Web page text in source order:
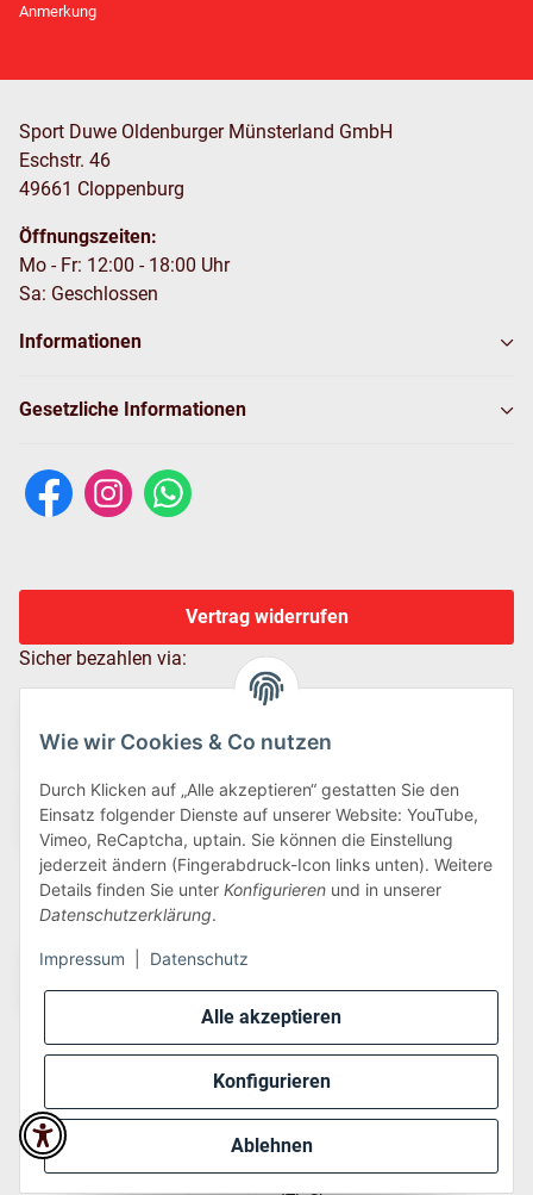
Alle akzeptieren
Konfigurieren
Ablehnen
Wie wir Cookies & Co nutzen
Durch Klicken auf „Alle akzeptieren“ gestatten Sie den
Einsatz folgender Dienste auf unserer Website: YouTube,
Vimeo, ReCaptcha, uptain. Sie können die Einstellung
jederzeit ändern (Fingerabdruck-Icon links unten). Weitere
Details finden Sie unter Konfigurieren und in unserer
Datenschutzerklärung.
Impressum Datenschutz
Anmerkung
Sport Duwe Oldenburger Münsterland GmbH
Eschstr. 46
49661 Cloppenburg
Öffnungszeiten:
Mo - Fr: 12:00 - 18:00 Uhr
Sa: Geschlossen
Informationen
Gesetzliche Informationen
Vertrag widerrufen
Sicher bezahlen via:
Wir versenden via:
* Alle Preise inkl. gesetzlicher USt., zzgl.Versand
Perfected byDreizack Medien